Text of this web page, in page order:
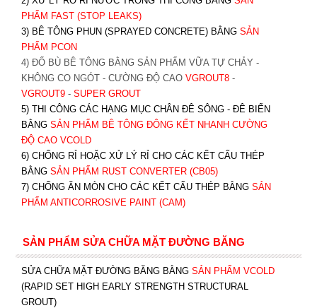
PHẨM FAST (STOP LEAKS)
3) BÊ TÔNG PHUN (SPRAYED CONCRETE) BẰNG SẢN
PHẨM PCON
4) ĐỔ BÙ BÊ TÔNG BẰNG SẢN PHẨM VỮA TỰ CHẢY -
KHÔNG CO NGÓT - CƯỜNG ĐỘ CAO VGROUT8-
VGROUT9- SUPER GROUT
5) THI CÔNG CÁC HẠNG MỤC CHÂN ĐÊ SÔNG - ĐÊ BIỂN
BẰNG SẢN PHẨM BÊ TÔNG ĐÔNG KẾT NHANH CƯỜNG
ĐỘ CAO VCOLD
6) CHỐNG RỈ HOẶC XỬ LÝ RỈ CHO CÁC KẾT CẤU THÉP
BẰNG SẢN PHẨM RUST CONVERTER (CB05)
7) CHỐNG ĂN MÒN CHO CÁC KẾT CẤU THÉP BẰNG SẢN
PHẨM ANTICORROSIVE PAINT (CAM)
SẢN PHẨM SỬA CHỮA MẶT ĐƯỜNG BĂNG
SỬA CHỮA MẶT ĐƯỜNG BĂNG BẰNG SẢN PHẨM VCOLD
(RAPID SET HIGH EARLY STRENGTH STRUCTURAL
GROUT)